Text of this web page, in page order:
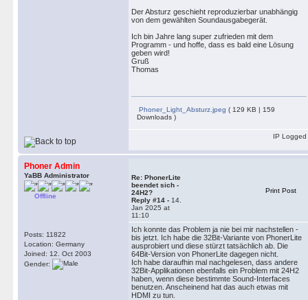
Der Absturz geschieht reproduzierbar unabhängig
von dem gewählten Soundausgabegerät.
Ich bin Jahre lang super zufrieden mit dem
Programm - und hoffe, dass es bald eine Lösung
geben wird!
Gruß
Thomas
Phoner_Light_Absturz.jpeg ( 129 KB | 159
Downloads )
IP Logged
Phoner Admin
YaBB Administrator
Offline
Posts: 11822
Location: Germany
Joined: 12. Oct 2003
Gender:
Re: PhonerLite
beendet sich -
24H2?
Reply #14 - 14.
Jan 2025 at
11:10
Print Post
Ich konnte das Problem ja nie bei mir nachstellen -
bis jetzt. Ich habe die 32Bit-Variante von PhonerLite
ausprobiert und diese stürzt tatsächlich ab. Die
64Bit-Version von PhonerLite dagegen nicht.
Ich habe daraufhin mal nachgelesen, dass andere
32Bit-Applikationen ebenfalls ein Problem mit 24H2
haben, wenn diese bestimmte Sound-Interfaces
benutzen. Anscheinend hat das auch etwas mit
HDMI zu tun.